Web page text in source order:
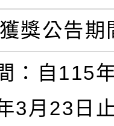
獎公告期
：自115
3月23日